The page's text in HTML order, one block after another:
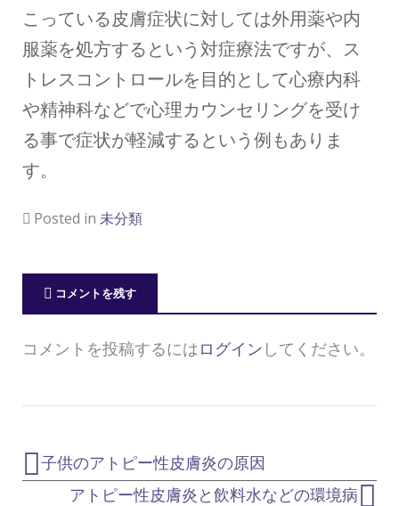
こっている皮膚症状に対しては外用薬や内
服薬を処方するという対症療法ですが、ス
トレスコントロールを目的として心療内科
や精神科などで心理カウンセリングを受け
る事で症状が軽減するという例もありま
す。
Posted in 未分類
コメントを残す
コメントを投稿するには ログイン してください。
子供のアトピー性皮膚炎の原因
アトピー性皮膚炎と飲料水などの環境病